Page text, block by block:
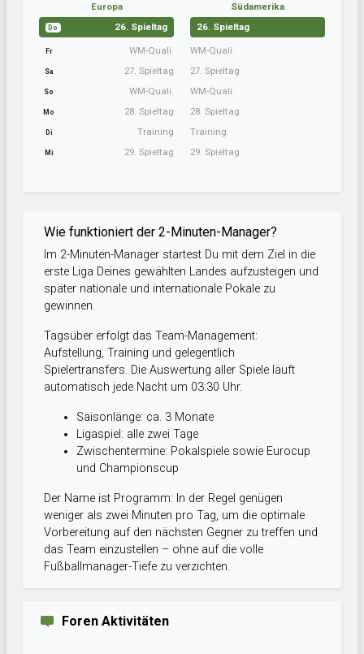
Europa
Do 26. Spieltag
Fr WM-Quali.
Sa 27. Spieltag
So WM-Quali.
Mo 28. Spieltag
Di Training
Mi 29. Spieltag
Südamerika
26. Spieltag
WM-Quali.
27. Spieltag
WM-Quali.
28. Spieltag
Training
29. Spieltag
Wie funktioniert der 2-Minuten-Manager?
Im 2-Minuten-Manager startest Du mit dem Ziel in die
erste Liga Deines gewählten Landes aufzusteigen und
später nationale und internationale Pokale zu
gewinnen.
Tagsüber erfolgt das Team-Management:
Aufstellung, Training und gelegentlich
Spielertransfers. Die Auswertung aller Spiele läuft
automatisch jede Nacht um 03:30 Uhr.
Saisonlänge: ca. 3 Monate
Ligaspiel: alle zwei Tage
Zwischentermine: Pokalspiele sowie Eurocup
und Championscup
Der Name ist Programm: In der Regel genügen
weniger als zwei Minuten pro Tag, um die optimale
Vorbereitung auf den nächsten Gegner zu treffen und
das Team einzustellen – ohne auf die volle
Fußballmanager-Tiefe zu verzichten.
Foren Aktivitäten